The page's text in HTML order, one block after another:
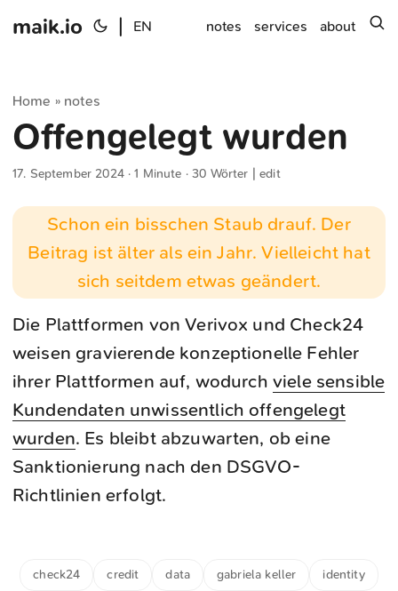
maik.io EN notes services about
Home » notes
Offengelegt wurden
17. September 2024· 1 Minute · 30 Wörter |edit
Schon ein bisschen Staub drauf. Der
Beitrag ist älter als ein Jahr. Vielleicht hat
sich seitdem etwas geändert.
Die Plattformen von Verivox und Check24
weisen gravierende konzeptionelle Fehler
ihrer Plattformen auf, wodurch viele sensible
Kundendaten unwissentlich offengelegt
wurden. Es bleibt abzuwarten, ob eine
Sanktionierung nach den DSGVO-
Richtlinien erfolgt.
check24 credit data gabriela keller identity